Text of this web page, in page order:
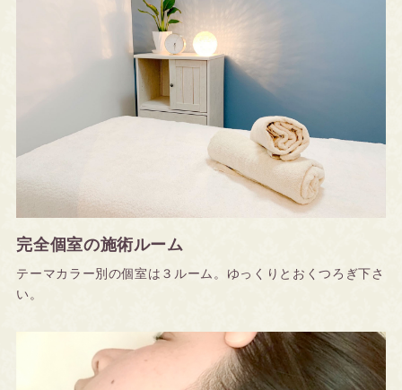
完全個室の施術ルーム
テーマカラー別の個室は３ルーム。ゆっくりとおくつろぎ下さ
い。